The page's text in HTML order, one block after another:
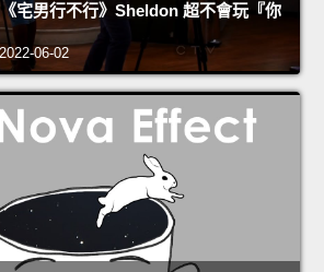
宅男行不行》Sheldon 超不會玩『你
06-02